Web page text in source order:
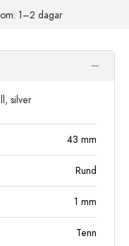
1–2 dagar
silver
43 mm
Rund
1 mm
Tenn